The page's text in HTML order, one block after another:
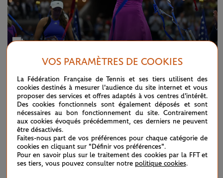
US Open 2024 en images
VOS PARAMÈTRES DE COOKIES
La Fédération Française de Tennis et ses tiers utilisent des
cookies destinés à mesurer l'audience du site internet et vous
proposer des services et offres adaptés à vos centres d'intérêt.
Des cookies fonctionnels sont également déposés et sont
nécessaires au bon fonctionnement du site. Contrairement
aux cookies évoqués précédemment, ces derniers ne peuvent
être désactivés.
Faites-nous part de vos préférences pour chaque catégorie de
cookies en cliquant sur "Définir vos préférences".
Pour en savoir plus sur le traitement des cookies par la FFT et
ses tiers, vous pouvez consulter notre politique cookies.